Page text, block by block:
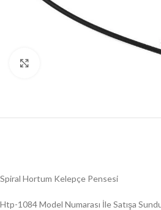
Spiral Hortum Kelepçe Pensesi
Htp-1084 Model Numarası İle Satışa